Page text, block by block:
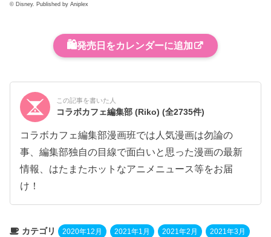
© Disney. Published by Aniplex
🛍️発売日をカレンダーに追加
この記事を書いた人
コラボカフェ編集部 (Riko)(全2735件)
コラボカフェ編集部漫画班では人気漫画は勿論の
事、編集部独自の目線で面白いと思った漫画の最新
情報、はたまたホットなアニメニュース等をお届
け！
カテゴリ 2020年12月 2021年1月 2021年2月 2021年3月